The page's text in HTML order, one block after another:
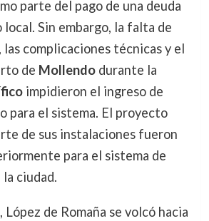
parte del pago de una deuda
Sin embargo, la falta de
complicaciones técnicas y el
de Mollendodurante la
impidieron el ingreso de
para el sistema. El proyecto
de sus instalaciones fueron
para el sistema de
ciudad.
de Romaña se volcó hacia